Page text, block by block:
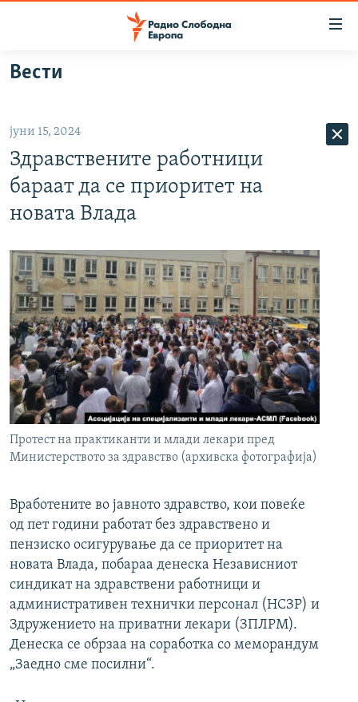
Оди
на
Оди
на
главната
навигација
Премини
на
ВИЗУЕЛНО
ВЕСТИ
ШТО ТРЕБА ДА ЗНАЕТЕ
ПОДКАСТ ЗОШТО?
СЛЕДЕТЕ НЕ
РСЕ веб страници
Вести
јуни 15, 2024
Здравствените работници
бараат да се приоритет на
новата Влада
Протест на практиканти и млади лекари пред
Министерството за здравство (архивска фотографија)
Вработените во јавното здравство, кои повеќе
од пет години работат без здравствено и
пензиско осигурување да се приоритет на
новата Влада, побараа денеска Независниот
синдикат на здравствени работници и
административен технички персонал (НСЗР) и
Здружението на приватни лекари (ЗПЛРМ).
Денеска се обрзаа на соработка со меморандум
„Заедно сме посилни“.